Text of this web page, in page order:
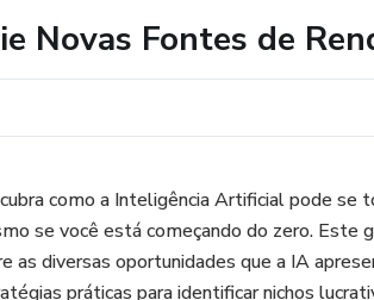
Novas Fontes de
como a Inteligência Artificial pode se
se você está começando do zero. Este
as diversas oportunidades que a IA
práticas para identificar nichos